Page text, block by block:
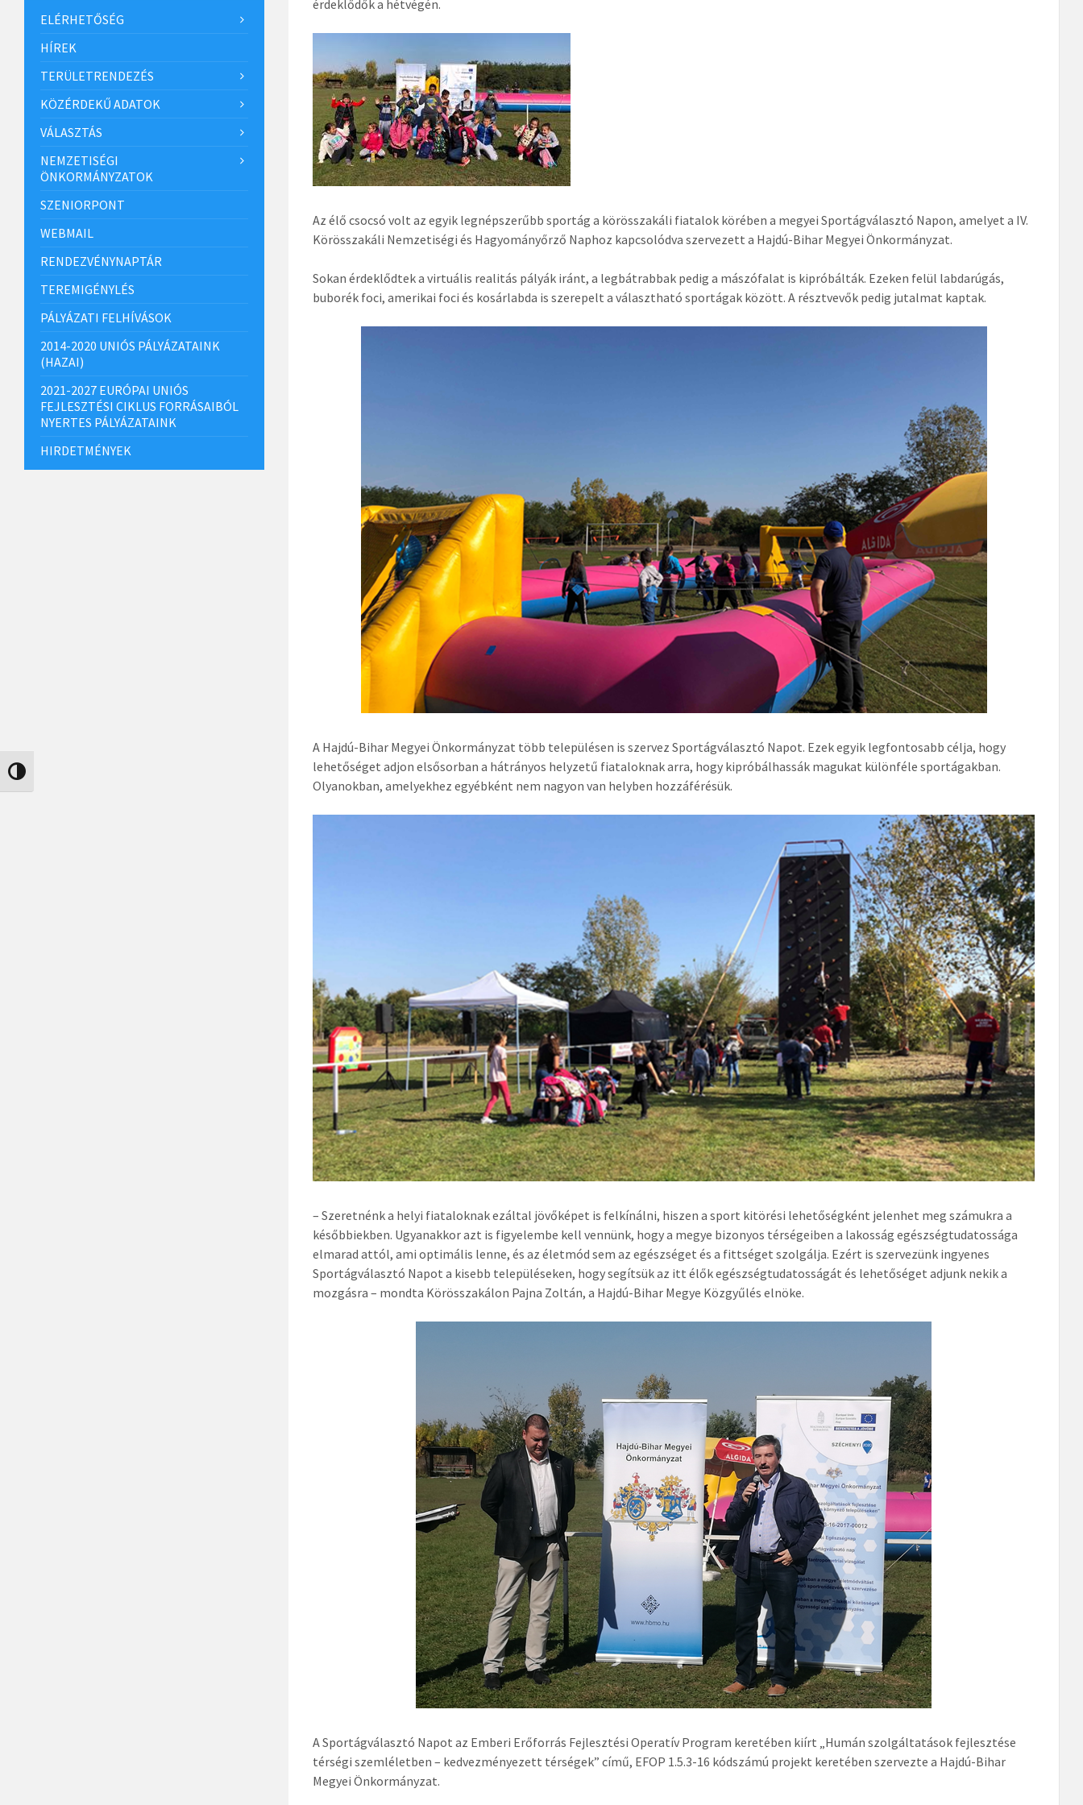
Nagy kontraszt váltása
érdeklődők a hétvégén.
Az élő csocsó volt az egyik legnépszerűbb sportág a körösszakáli fiatalok körében a megyei Sportágválasztó Napon, amelyet a IV.
Körösszakáli Nemzetiségi és Hagyományőrző Naphoz kapcsolódva szervezett a Hajdú-Bihar Megyei Önkormányzat.
Sokan érdeklődtek a virtuális realitás pályák iránt, a legbátrabbak pedig a mászófalat is kipróbálták. Ezeken felül labdarúgás,
buborék foci, amerikai foci és kosárlabda is szerepelt a választható sportágak között. A résztvevők pedig jutalmat kaptak.
A Hajdú-Bihar Megyei Önkormányzat több településen is szervez Sportágválasztó Napot. Ezek egyik legfontosabb célja, hogy
lehetőséget adjon elsősorban a hátrányos helyzetű fiataloknak arra, hogy kipróbálhassák magukat különféle sportágakban.
Olyanokban, amelyekhez egyébként nem nagyon van helyben hozzáférésük.
– Szeretnénk a helyi fiataloknak ezáltal jövőképet is felkínálni, hiszen a sport kitörési lehetőségként jelenhet meg számukra a
későbbiekben. Ugyanakkor azt is figyelembe kell vennünk, hogy a megye bizonyos térségeiben a lakosság egészségtudatossága
elmarad attól, ami optimális lenne, és az életmód sem az egészséget és a fittséget szolgálja. Ezért is szervezünk ingyenes
Sportágválasztó Napot a kisebb településeken, hogy segítsük az itt élők egészségtudatosságát és lehetőséget adjunk nekik a
mozgásra – mondta Körösszakálon Pajna Zoltán, a Hajdú-Bihar Megye Közgyűlés elnöke.
A Sportágválasztó Napot az Emberi Erőforrás Fejlesztési Operatív Program keretében kiírt „Humán szolgáltatások fejlesztése
térségi szemléletben – kedvezményezett térségek” című, EFOP 1.5.3-16 kódszámú projekt keretében szervezte a Hajdú-Bihar
Megyei Önkormányzat.
ELÉRHETŐSÉG
HÍREK
TERÜLETRENDEZÉS
KÖZÉRDEKŰ ADATOK
VÁLASZTÁS
NEMZETISÉGI
ÖNKORMÁNYZATOK
SZENIORPONT
WEBMAIL
RENDEZVÉNYNAPTÁR
TEREMIGÉNYLÉS
PÁLYÁZATI FELHÍVÁSOK
2014-2020 UNIÓS PÁLYÁZATAINK
(HAZAI)
2021-2027 EURÓPAI UNIÓS
FEJLESZTÉSI CIKLUS FORRÁSAIBÓL
NYERTES PÁLYÁZATAINK
HIRDETMÉNYEK